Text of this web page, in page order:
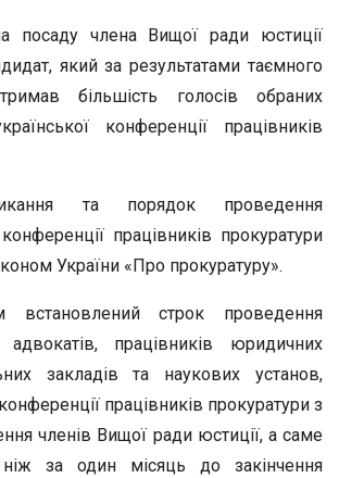
посаду члена Вищої ради юстиції
який за результатами таємного
більшість голосів обраних
конференції працівників
та порядок проведення
працівників прокуратури
України «Про прокуратуру».
встановлений строк проведення
адвокатів, працівників юридичних
закладів та наукових установ,
працівників прокуратури з
членів Вищої ради юстиції, а саме
за один місяць до закінчення